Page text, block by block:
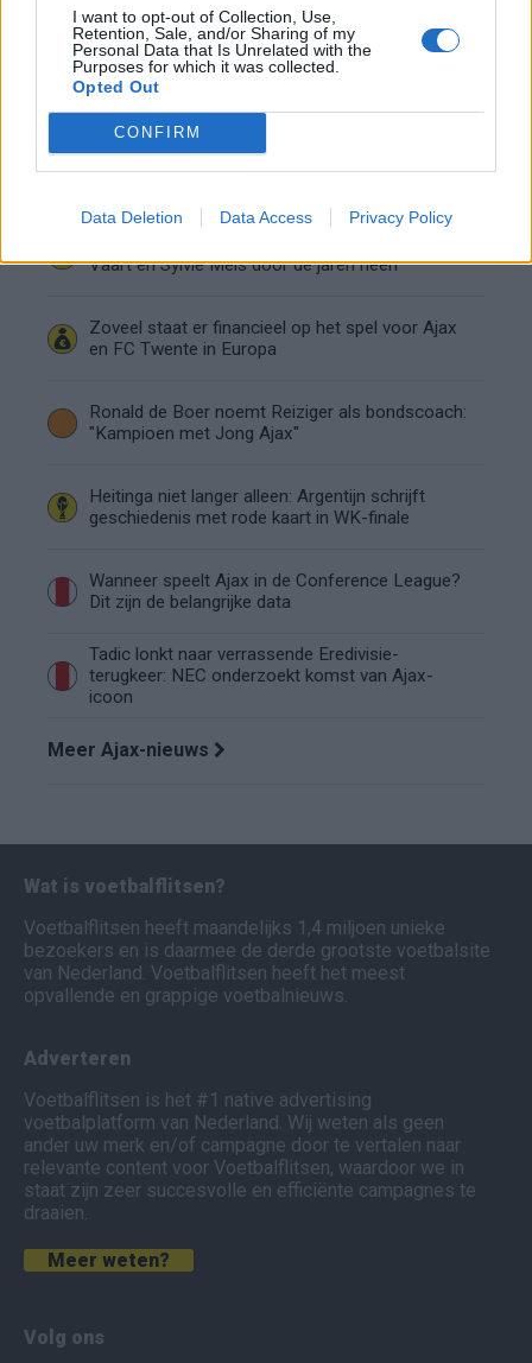
I want to opt-out of Collection, Use,
Retention, Sale, and/or Sharing of my
Personal Data that Is Unrelated with the
Purposes for which it was collected.
Opted Out
CONFIRM
Data Deletion Data Access Privacy Policy
Ouazane met Lionel Messi
Ajax zet grote stap richting volgende ronde na
ruime zege op Vojvodina
Dusan Tadic kijkt met bijzondere gevoelens naar
Vaart en Sylvie Meis door de jaren heen
Zoveel staat er financieel op het spel voor Ajax
en FC Twente in Europa
Ronald de Boer noemt Reiziger als bondscoach:
"Kampioen met Jong Ajax"
Heitinga niet langer alleen: Argentijn schrijft
geschiedenis met rode kaart in WK-finale
Wanneer speelt Ajax in de Conference League?
Dit zijn de belangrijke data
Tadic lonkt naar verrassende Eredivisie-
terugkeer: NEC onderzoekt komst van Ajax-
icoon
Meer Ajax-nieuws
Wat is voetbalflitsen?
Voetbalflitsen heeft maandelijks 1,4 miljoen unieke
bezoekers en is daarmee de derde grootste voetbalsite
van Nederland. Voetbalflitsen heeft het meest
opvallende en grappige voetbalnieuws.
Adverteren
Voetbalflitsen is het #1 native advertising
voetbalplatform van Nederland. Wij weten als geen
ander uw merk en/of campagne door te vertalen naar
relevante content voor Voetbalflitsen, waardoor we in
staat zijn zeer succesvolle en efficiënte campagnes te
draaien.
Meer weten?
Volg ons